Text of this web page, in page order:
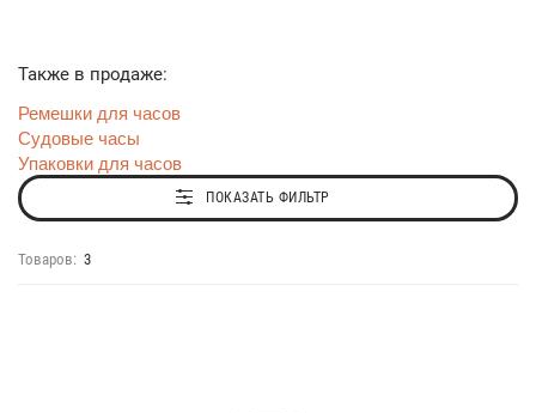
Также в продаже:
Ремешки для часов
Судовые часы
Упаковки для часов
ПОКАЗАТЬ ФИЛЬТР
Товаров: 3